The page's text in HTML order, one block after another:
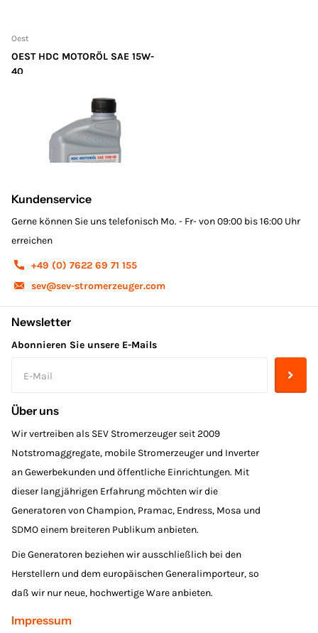
Oest
OEST HDC MOTORÖL SAE 15W-
40
Kundenservice
Gerne können Sie uns telefonisch Mo. - Fr- von 09:00 bis 16:00 Uhr
erreichen
+49 (0) 7622 69 71 155
sev@sev-stromerzeuger.com
Newsletter
Abonnieren Sie unsere E-Mails
Über uns
Wir vertreiben als SEV Stromerzeuger seit 2009
Notstromaggregate, mobile Stromerzeuger und Inverter
an Gewerbekunden und öffentliche Einrichtungen. Mit
dieser langjährigen Erfahrung möchten wir die
Generatoren von Champion, Pramac, Endress, Mosa und
SDMO einem breiteren Publikum anbieten.
Die Generatoren beziehen wir ausschließlich bei den
Herstellern und dem europäischen Generalimporteur, so
daß wir nur neue, hochwertige Ware anbieten.
Impressum